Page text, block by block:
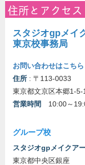
住所とアクセス
スタジオgpメイ
東京校事務局
お問い合わせはこちら
住所 : 〒113-0033
東京都文京区本郷1-
営業時間 10:00～
グループ校
スタジオgpメイクア
東京都中央区銀座